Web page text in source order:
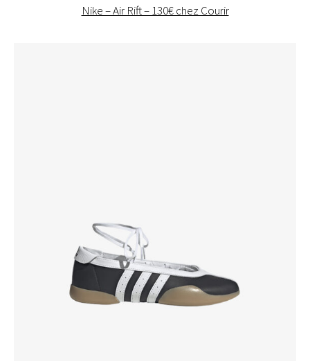
Nike – Air Rift – 130€ chez Courir